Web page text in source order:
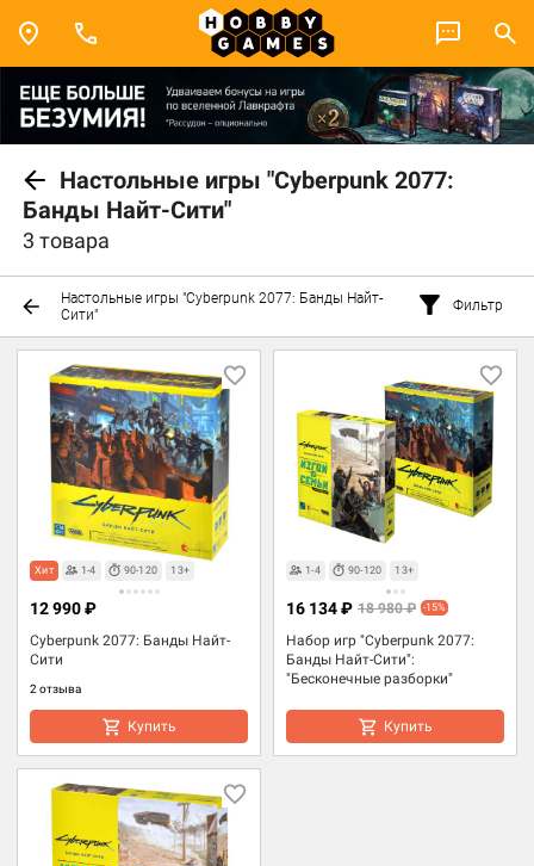
Настольные игры "Cyberpunk 2077:
Банды Найт-Сити"
3 товара
Настольные игры "Cyberpunk 2077: Банды Найт-
Сити"
Фильтр
Хит 1-4 90-120 13+
Cyberpunk 2077: Банды Найт-
Сити
2 отзыва
12 990 ₽
Купить
1-4 90-120 13+
Набор игр "Cyberpunk 2077:
Банды Найт-Сити":
"Бесконечные разборки"
16 134 ₽ 18 980 ₽ -15%
Купить